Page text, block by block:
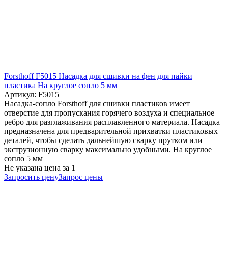
Forsthoff F5015 Насадка для сшивки на фен для пайки
пластика На круглое сопло 5 мм
Артикул: F5015
Насадка-сопло Forsthoff для сшивки пластиков имеет
отверстие для пропускания горячего воздуха и специальное
ребро для разглаживания расплавленного материала. Насадка
предназначена для предварительной прихватки пластиковых
деталей, чтобы сделать дальнейшую сварку прутком или
экструзионную сварку максимально удобными. На круглое
сопло 5 мм
Не указана цена за 1
Запросить ценуЗапрос цены